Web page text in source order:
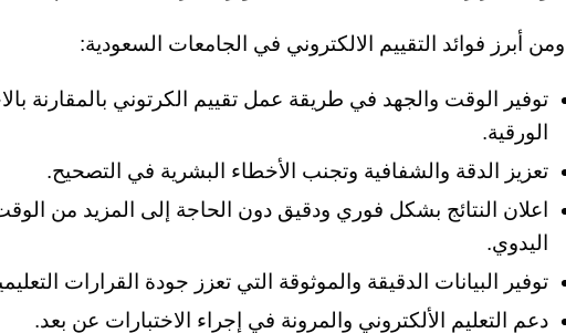
ومن أبرز فوائد التقييم الالكتروني في الجامعات السعودية:
توفير الوقت والجهد في طريقة عمل تقييم الكرتوني بالمقارنة
الورقية.
تعزيز الدقة والشفافية وتجنب الأخطاء البشرية في التصحيح.
اعلان النتائج بشكل فوري ودقيق دون الحاجة إلى المزيد من
اليدوي.
توفير البيانات الدقيقة والموثوقة التي تعزز جودة القرارات
دعم التعليم الألكتروني والمرونة في إجراء الاختبارات عن بعد.